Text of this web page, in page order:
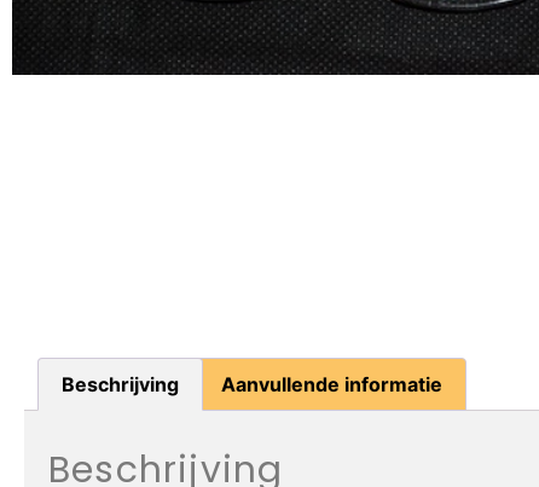
Beschrijving Aanvullende informatie
Beschrijving